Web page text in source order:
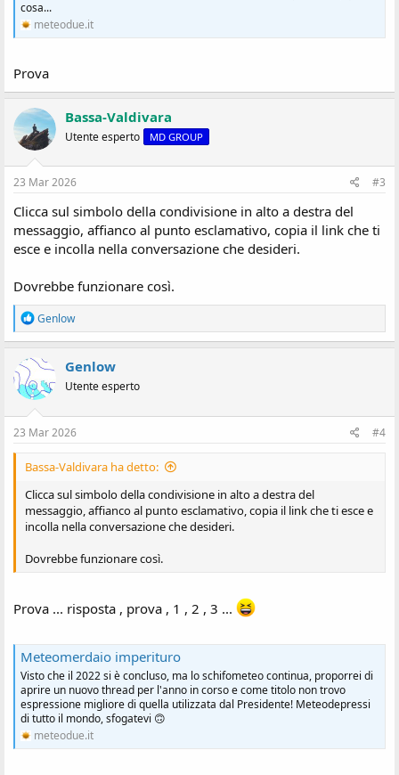
cosa...
meteodue.it
Prova
Bassa-Valdivara
Utente esperto MD GROUP
23 Mar 2026 #3
Clicca sul simbolo della condivisione in alto a destra del
messaggio, affianco al punto esclamativo, copia il link che ti
esce e incolla nella conversazione che desideri.
Dovrebbe funzionare così.
R
e
a
z
o
n
i
:
Genlow
Genlow
Utente esperto
23 Mar 2026 #4
Bassa-Valdivara ha detto:
Clicca sul simbolo della condivisione in alto a destra del
messaggio, affianco al punto esclamativo, copia il link che ti esce e
incolla nella conversazione che desideri.
Dovrebbe funzionare così.
Prova ... risposta , prova , 1 , 2 , 3 ...
Meteomerdaio imperituro
Visto che il 2022 si è concluso, ma lo schifometeo continua, proporrei di
aprire un nuovo thread per l'anno in corso e come titolo non trovo
espressione migliore di quella utilizzata dal Presidente! Meteodepressi
di tutto il mondo, sfogatevi 🙃
meteodue.it